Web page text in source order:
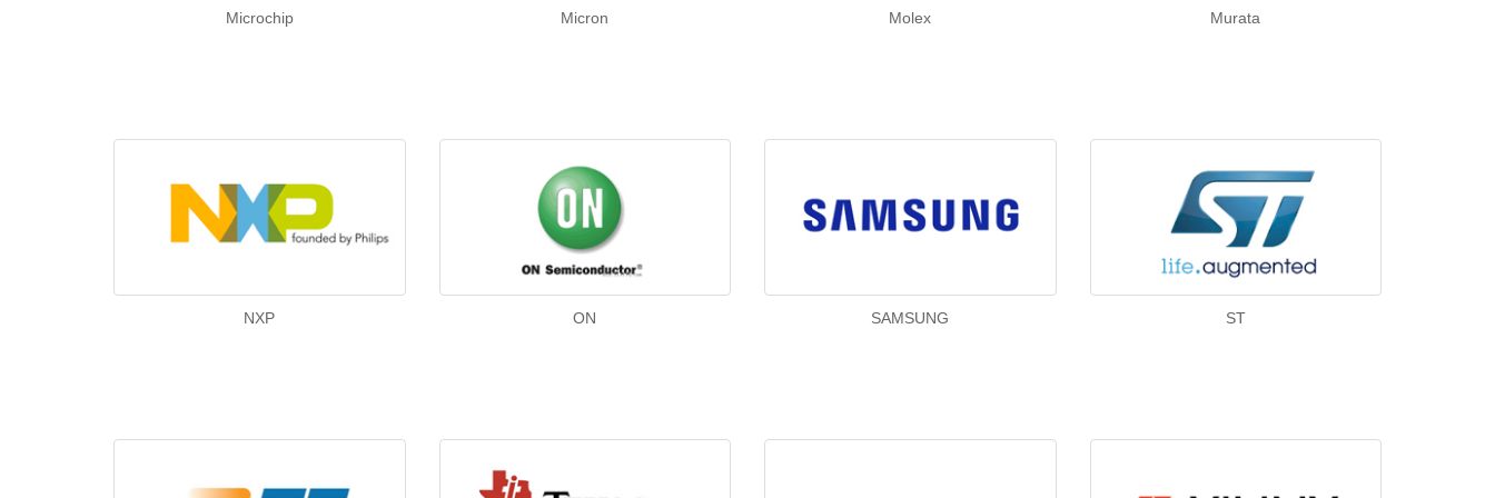
Microchip Micron Molex Murata
NXP ON SAMSUNG ST